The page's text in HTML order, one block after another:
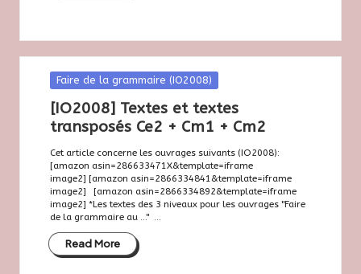
Posted
in
Faire de la grammaire (IO2008)
[IO2008] Textes et textes
transposés Ce2 + Cm1 + Cm2
Cet article concerne les ouvrages suivants (IO2008):
[amazon asin=286633471X&template=iframe
image2] [amazon asin=2866334841&template=iframe
image2] [amazon asin=2866334892&template=iframe
image2] *Les textes des 3 niveaux pour les ouvrages "Faire
de la grammaire au ..." ...
Read More